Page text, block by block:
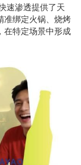
速渗透提供了天
准绑定火锅、烧烤
在特定场景中形成